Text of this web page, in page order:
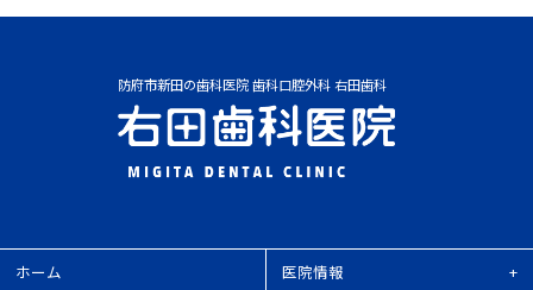
防府市新田の歯科医院 歯科口腔外科 右田歯科
ホーム 医院情報